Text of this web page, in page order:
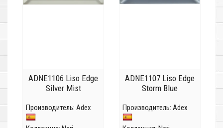
ADNE1106 Liso Edge
Silver Mist
Производитель: Adex
ADNE1107 Liso Edge
Storm Blue
Производитель: Adex